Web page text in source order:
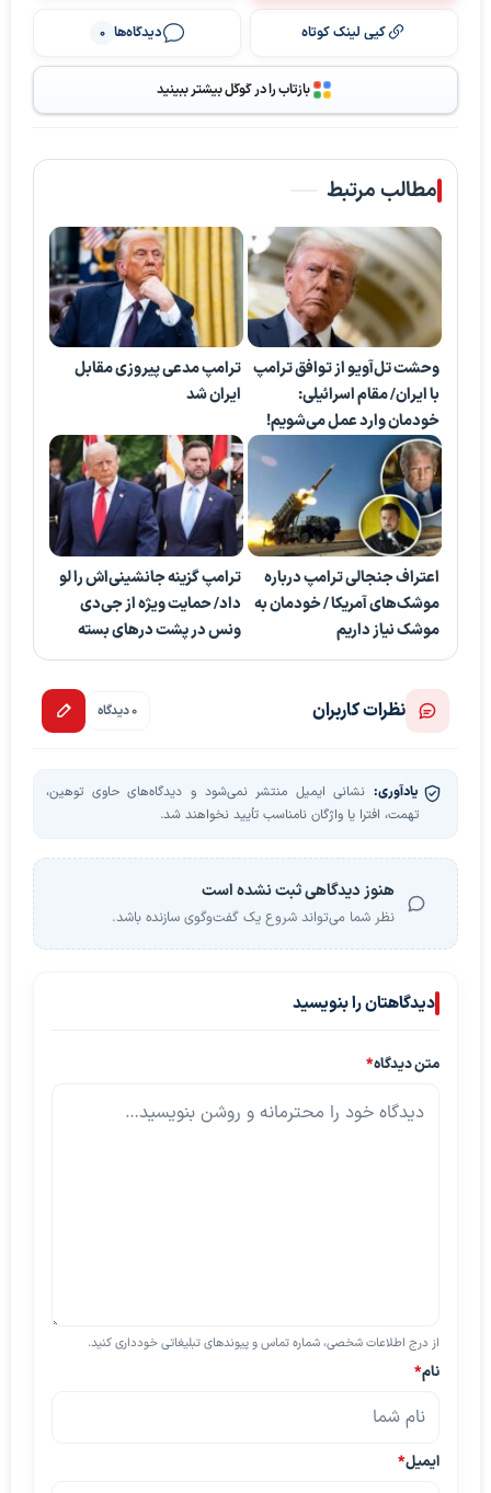
کپی لینک کوتاه دیدگاه‌ها 0
بازتاب را در گوگل بیشتر ببینید
مطالب مرتبط
وحشت تل‌آویو از توافق ترامپ
با ایران/ مقام اسرائیلی:
خودمان وارد عمل می‌شویم!
ترامپ مدعی پیروزی مقابل
ایران شد
اعتراف جنجالی ترامپ درباره
موشک‌های آمریکا / خودمان به
موشک نیاز داریم
ترامپ گزینه جانشینی‌اش را لو
داد/ حمایت ویژه از جی‌دی
ونس در پشت درهای بسته
نظرات کاربران 0 دیدگاه
یادآوری: نشانی ایمیل منتشر نمی‌شود و دیدگاه‌های حاوی توهین،
تهمت، افترا یا واژگان نامناسب تأیید نخواهند شد.
هنوز دیدگاهی ثبت نشده است
نظر شما می‌تواند شروع یک گفت‌وگوی سازنده باشد.
دیدگاهتان را بنویسید
متن دیدگاه*
از درج اطلاعات شخصی، شماره تماس و پیوندهای تبلیغاتی خودداری کنید.
نام*
ایمیل*